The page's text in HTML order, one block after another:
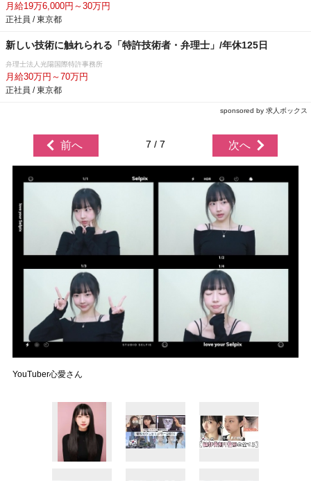
月給19万6,000円～30万円
正社員 / 東京都
新しい技術に触れられる「特許技術者・弁理士」/年休125日
弁理士法人光陽国際特許事務所
月給30万円～70万円
正社員 / 東京都
sponsored by 求人ボックス
前へ 7 / 7 次へ
YouTuber心愛さん